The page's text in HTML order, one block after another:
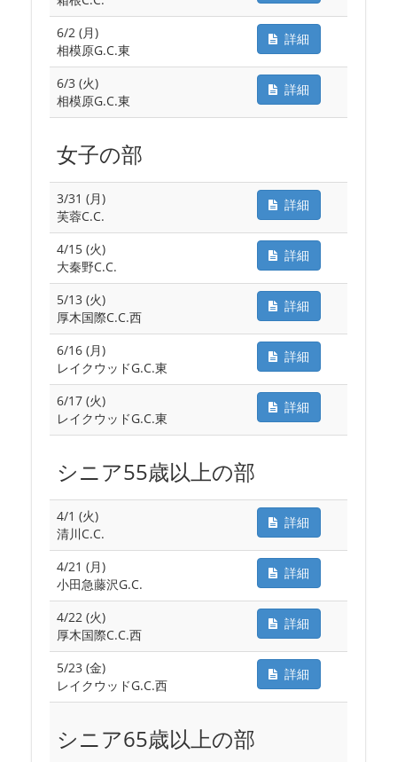
6/2 (月)
相模原G.C.東
詳細
6/3 (火)
相模原G.C.東
詳細
女子の部
3/31 (月)
芙蓉C.C.
詳細
4/15 (火)
大秦野C.C.
詳細
5/13 (火)
厚木国際C.C.西
詳細
6/16 (月)
レイクウッドG.C.東
詳細
6/17 (火)
レイクウッドG.C.東
詳細
シニア55歳以上の部
4/1 (火)
清川C.C.
詳細
4/21 (月)
小田急藤沢G.C.
詳細
4/22 (火)
厚木国際C.C.西
詳細
5/23 (金)
レイクウッドG.C.西
詳細
シニア65歳以上の部